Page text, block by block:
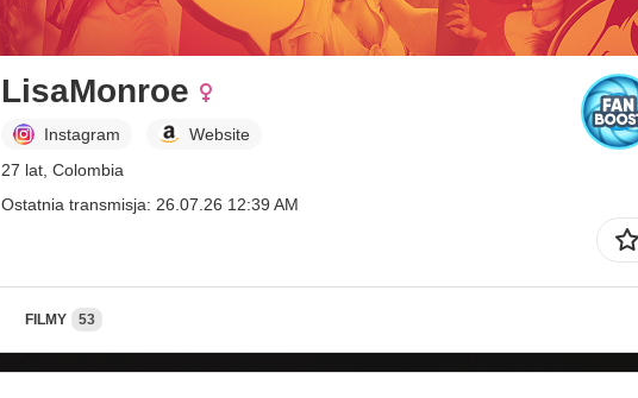
LisaMonroe
Instagram
Website
27 lat, Colombia
Ostatnia transmisja: 26.07.26 12:39 AM
FILMY 53